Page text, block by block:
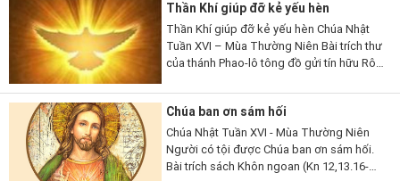
Thần Khí giúp đỡ kẻ yếu hèn
Thần Khí giúp đỡ kẻ yếu hèn Chúa Nhật
Tuần XVI – Mùa Thường Niên Bài trích thư
của thánh Phao-lô tông đồ gửi tín hữu Rô-
Thần Khí giúp đỡ chúng ta là...
Chúa ban ơn sám hối
Chúa Nhật Tuần XVI - Mùa Thường Niên
Người có tội được Chúa ban ơn sám hối.
Bài trích sách Khôn ngoan (Kn 12,13.16-